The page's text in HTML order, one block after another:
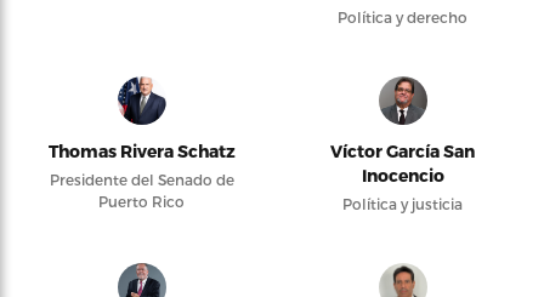
Política y derecho
Thomas Rivera Schatz
Presidente del Senado de
Puerto Rico
Víctor García San
Inocencio
Política y justicia